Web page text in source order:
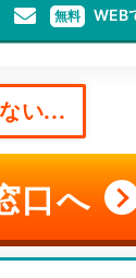
無料 WEB
い...
口へ